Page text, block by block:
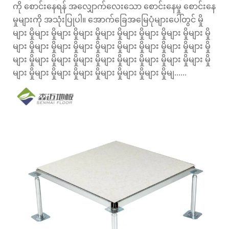
ကို စောင်းနေရန် အလျှောက်လေးသော စောင်းနေမှု စောင်းနေ
မှုများကို အသုံးပြုပါ။ အောက်ခြေအမြေပုံများပေါ်တွင် မှို
များ မှိုများ မှိုများ မှိုများ မှိုများ မှိုများ မှိုများ မှိုများ မှိုများ မှို
များ မှိုများ မှိုများ မှိုများ မှိုများ မှိုများ မှိုများ မှိုများ မှိုများ မှို
များ မှိုများ မှိုများ မှိုများ မှိုများ မှိုများ မှိုများ မှိုများ မှိုများ မှို
များ မှိုများ မှိုများ မှိုများ မှိုများ မှိုများ မှိုများ မှိုမျ......